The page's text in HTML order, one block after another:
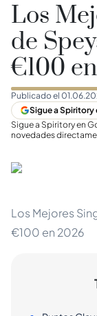
Los
de
€100
Publicado el
Sigue a Spiritory
Sigue a Spiritory en
novedades
Los Mejores
€100 en 2026